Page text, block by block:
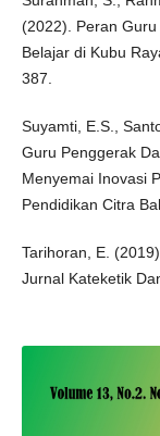
(2022). Peran
Belajar di Kubu
387.
Suyamti, E.S.,
Guru Penggerak
Menyemai Inovasi
Pendidikan Citra
Tarihoran, E.
Jurnal Kateketik